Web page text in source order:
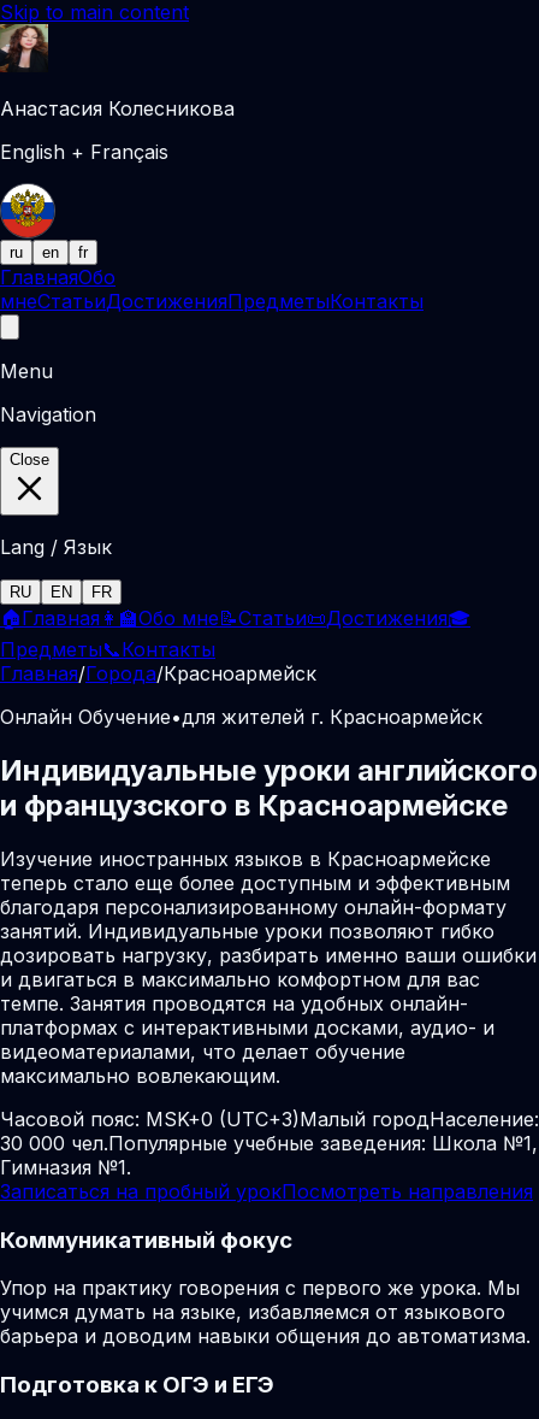
Skip to main content
Анастасия Колесникова
English + Français
ru en fr
ГлавнаяОбо
мнеСтатьиДостиженияПредметыКонтакты
Menu
Navigation
Close
Lang / Язык
RU EN FR
🏠Главная 👩‍🏫Обо мне📝Статьи📜Достижения🎓
Предметы📞Контакты
Главная/Города/Красноармейск
Онлайн Обучение•для жителей г. Красноармейск
Индивидуальные уроки английского
и французского в Красноармейске
Изучение иностранных языков в Красноармейске
теперь стало еще более доступным и эффективным
благодаря персонализированному онлайн-формату
занятий. Индивидуальные уроки позволяют гибко
дозировать нагрузку, разбирать именно ваши ошибки
и двигаться в максимально комфортном для вас
темпе. Занятия проводятся на удобных онлайн-
платформах с интерактивными досками, аудио- и
видеоматериалами, что делает обучение
максимально вовлекающим.
Часовой пояс: MSK+0 (UTC+3)Малый городНаселение:
30 000 чел.Популярные учебные заведения: Школа №1,
Гимназия №1.
Записаться на пробный урокПосмотреть направления
Коммуникативный фокус
Упор на практику говорения с первого же урока. Мы
учимся думать на языке, избавляемся от языкового
барьера и доводим навыки общения до автоматизма.
Подготовка к ОГЭ и ЕГЭ